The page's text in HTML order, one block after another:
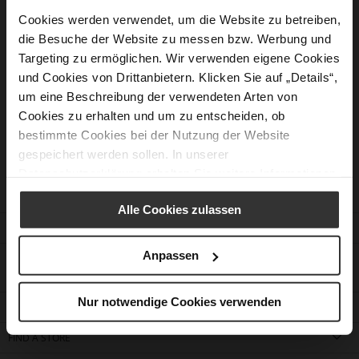
Cookies werden verwendet, um die Website zu betreiben,
die Besuche der Website zu messen bzw. Werbung und
Targeting zu ermöglichen. Wir verwenden eigene Cookies
und Cookies von Drittanbietern. Klicken Sie auf „Details“,
um eine Beschreibung der verwendeten Arten von
Cookies zu erhalten und um zu entscheiden, ob
bestimmte Cookies bei der Nutzung der Website
gespeichert werden sollen. In unserer
Alle Cookies zulassen
Anpassen
Nur notwendige Cookies verwenden
New Customers
Creating an account has many benefits: check out faster, keep
more than one address, track orders and more.
Create an Account
CUSTOMER SERVICE
CONTACT
FIND A STORE